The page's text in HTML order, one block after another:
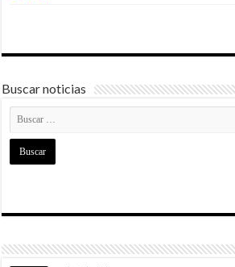
Buscar noticias